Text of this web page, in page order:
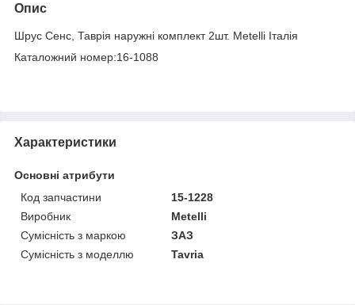
Опис
Шрус Сенс, Таврія наружні комплект 2шт. Metelli Італія
Каталожний номер:16-1088
Характеристики
Основні атрибути
Код запчастини
15-1228
Виробник
Metelli
Сумісність з маркою
ЗАЗ
Сумісність з моделлю
Tavria